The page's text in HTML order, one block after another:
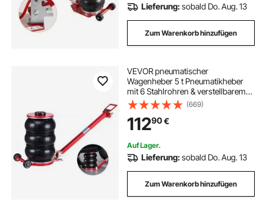
Lieferung:sobald Do. Aug. 13
Zum Warenkorb hinzufügen
VEVOR pneumatischer
Wagenheber 5 t Pneumatikheber
mit 6 Stahlrohren & verstellbarem
langem Griff, 140–464 mm
Hubhöhe, schnelles Anheben,
Druckluftwagenheber Luftheber für
Pkw SUVs Pickups
(669)
11290€
Auf Lager.
Lieferung:sobald Do. Aug. 13
Zum Warenkorb hinzufügen